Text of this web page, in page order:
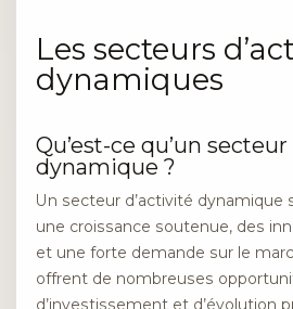
Les secteurs
dynamiques
Qu’est-ce qu’un
dynamique ?
Un secteur d’activité dynamique
une croissance soutenue, des
et une forte demande sur le
offrent de nombreuses
d’investissement et d’évolution